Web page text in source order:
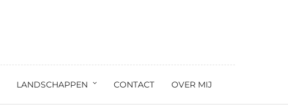
LANDSCHAPPEN CONTACT OVER MIJ